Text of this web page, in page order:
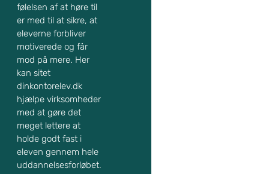
følelsen af at høre til
er med til at sikre, at
eleverne forbliver
motiverede og får
mod på mere. Her
kan sitet
dinkontorelev.dk
hjælpe virksomheder
med at gøre det
meget lettere at
holde godt fast i
eleven gennem hele
uddannelsesforløbet.